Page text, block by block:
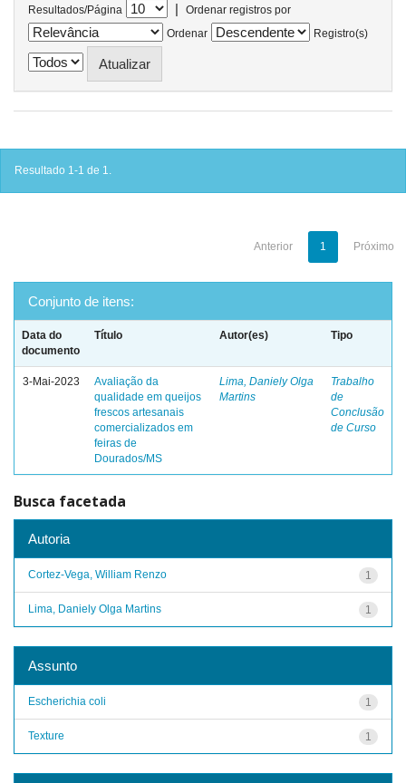
Resultados/Página |
Ordenar registros por
Ordenar
Registro(s)
Resultado 1-1 de 1.
Anterior 1 Próximo
Conjunto de itens:
Data do
documento
Título Autor(es) Tipo
3-Mai-2023
Avaliação da
qualidade em queijos
frescos artesanais
comercializados em
feiras de
Dourados/MS
Lima, Daniely Olga
Martins
Trabalho
de
Conclusão
de Curso
Busca facetada
Autoria
1
Cortez-Vega, William Renzo
1
Lima, Daniely Olga Martins
Assunto
1
Escherichia coli
1
Texture